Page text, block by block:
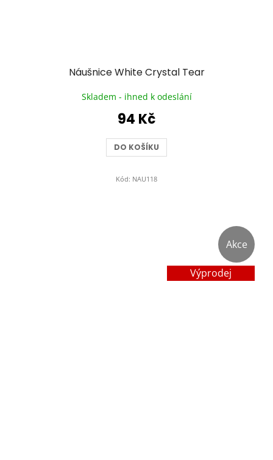
Náušnice White Crystal Tear
Skladem - ihned k odeslání
94 Kč
DO KOŠÍKU
Kód: NAU118
Akce
Výprodej